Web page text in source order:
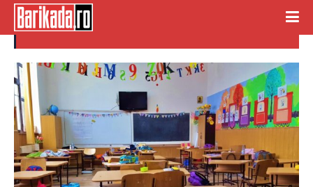
copii infectati cu covid